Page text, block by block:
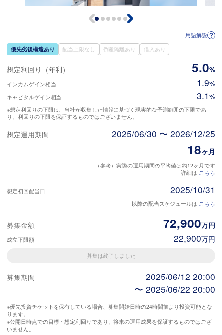
用語解説
優先劣後構造あり
配当上限なし 倒産隔離あり 借入あり
想定利回り（年利） 5.0%
インカムゲイン相当 1.9%
キャピタルゲイン相当 3.1%
※想定利回りの下限は、当社が収集した情報に基づく現実的な予測範囲の下限であ
り、利回りの下限を保証するものではございません。
想定運用期間 2025/06/30 〜 2026/12/25
18ヶ月
（参考）実際の運用期間の平均値は約12ヶ月です
詳細は こちら
想定初回配当日 2025/10/31
以降の配当スケジュールは こちら
募集金額 72,900万円
成立下限額 22,900万円
募集は終了しました
募集期間
2025/06/12 20:00
〜 2025/06/22 20:00
※優先投資チケットを保有している場合、募集開始日時の24時間前より投資可能とな
ります。
※公開日時点での目標・想定利回りであり、将来の運用成果を保証するものではござ
いません。